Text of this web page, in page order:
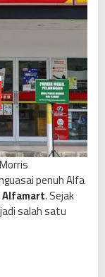
penuh Alfa
Alfamart. Sejak
salah satu